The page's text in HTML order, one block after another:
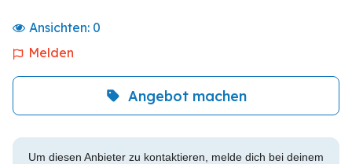
Ansichten: 0
Melden
Angebot machen
Um diesen Anbieter zu kontaktieren, melde dich bei deinem